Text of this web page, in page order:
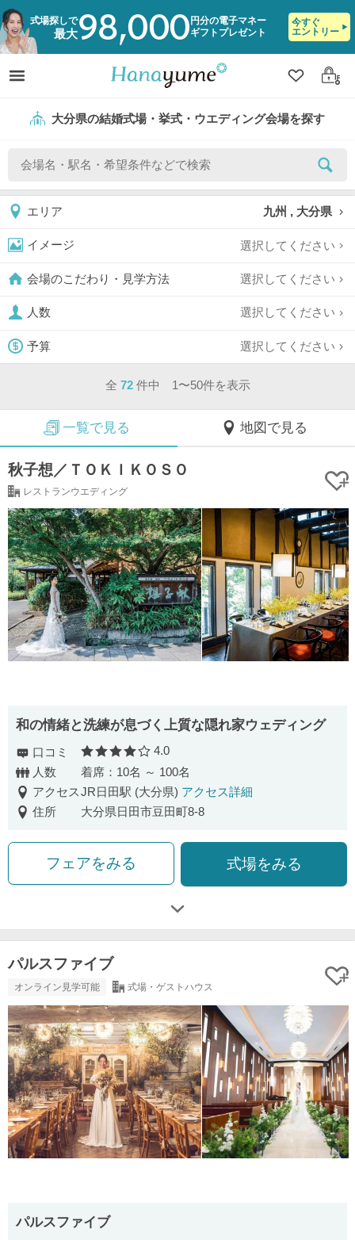
式場探しで
最大98,000 円分の電子マネー
ギフトプレゼント
今すぐ
エントリー
クリップ
ログ
大分県の結婚式場・挙式・ウエディング会場を探す
エリア 九州 , 大分県
イメージ 選択してください
会場のこだわり・見学方法 選択してください
人数 選択してください
予算 選択してください
全 72 件中 1〜50件を表示
一覧で見る 地図で見る
秋子想／ＴＯＫＩＫＯＳＯ
レストランウエディング
和の情緒と洗練が息づく上質な隠れ家ウェディング
口コミ 口コミ評価
4.0
人数
着席：10名 ～ 100名
アクセスJR日田駅 (大分県) アクセス詳細
住所
大分県日田市豆田町8-8
フェアをみる 式場をみる
パルスファイブ
オンライン見学可能 式場・ゲストハウス
パルスファイブ